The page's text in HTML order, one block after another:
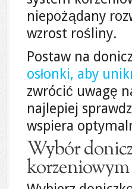
niepożądany
wzrost rośliny.
Postaw na
osłonki, aby
zwrócić uwagę
najlepiej
wspiera
Wybór
korzeniowym